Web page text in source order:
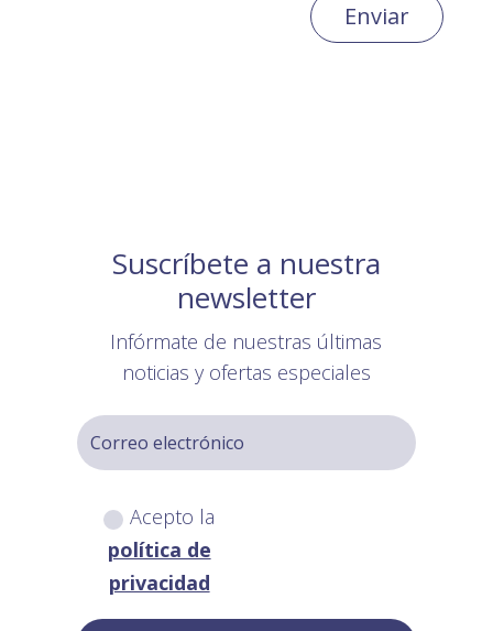
Enviar
Suscríbete a nuestra
newsletter
Infórmate de nuestras últimas
noticias y ofertas especiales
Acepto la
política de
privacidad